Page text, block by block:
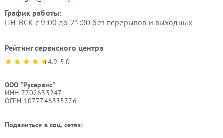
График работы:
ПН-ВСК с 9:00 до 21:00 без перерывов и выходных
Рейтинг сервисного центра
4.9-5.0
ООО "Русервис"
ИНН 7702633247
ОГРН 1077746335776
Поделиться в соц. сетях: